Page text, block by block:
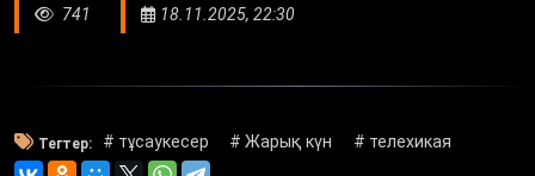
741 18.11.2025, 22:30
Тегтер: # тұсаукесер # Жарық күн # телехикая